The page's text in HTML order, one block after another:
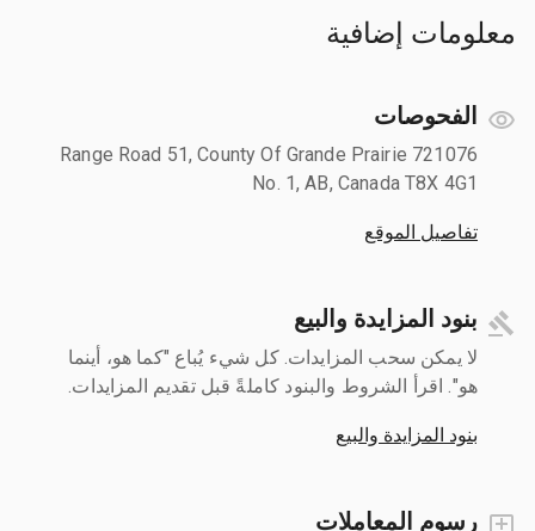
معلومات إضافية
الفحوصات
721076 Range Road 51, County Of Grande Prairie
No. 1, AB, Canada T8X 4G1
تفاصيل الموقع
بنود المزايدة والبيع
لا يمكن سحب المزايدات. كل شيء يُباع "كما هو، أينما
هو". اقرأ الشروط والبنود كاملةً قبل تقديم المزايدات.
بنود المزايدة والبيع
رسوم المعاملات